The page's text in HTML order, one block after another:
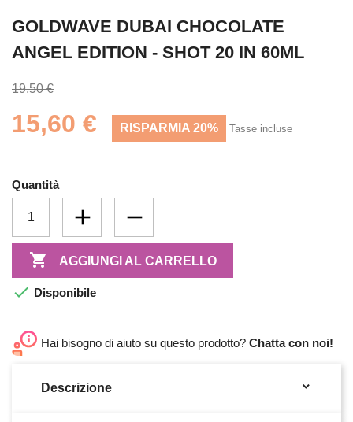
GOLDWAVE DUBAI CHOCOLATE
ANGEL EDITION - SHOT 20 IN 60ML
19,50 €
15,60 € RISPARMIA 20% Tasse incluse
Quantità
 AGGIUNGI AL CARRELLO
 Disponibile
Hai bisogno di aiuto su questo prodotto? Chatta con noi!
Descrizione 